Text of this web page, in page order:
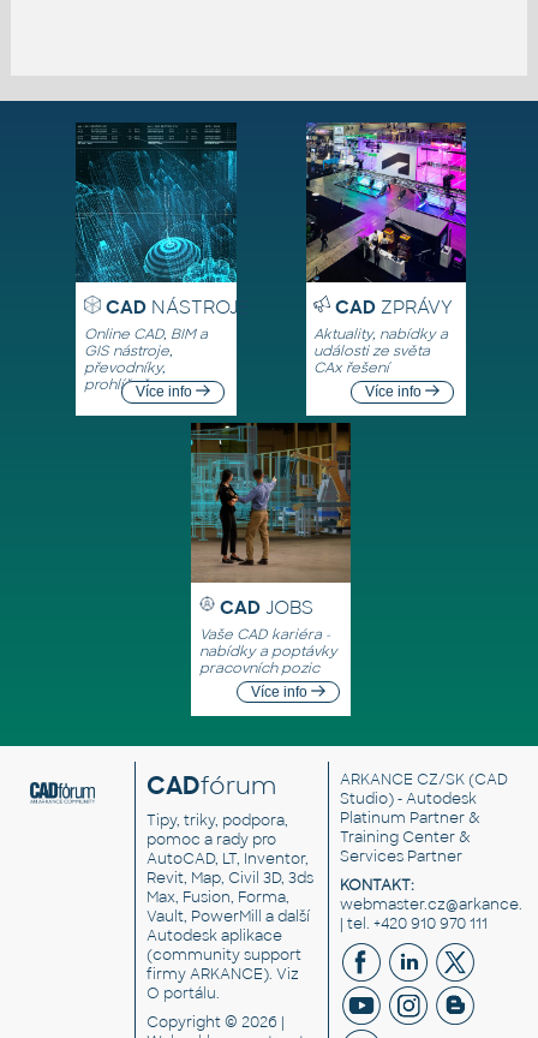
CADNÁSTROJE
Online CAD, BIM a
GIS nástroje,
převodníky,
prohlížečeVíce info
CADZPRÁVY
Aktuality, nabídky a
události ze světa
CAx řešení
Více info
CAD JOBS
Vaše CAD kariéra -
nabídky a poptávky
pracovních pozic
Více info
CADfórum
Tipy, triky, podpora,
pomoc a rady pro
AutoCAD, LT, Inventor,
Revit, Map, Civil 3D, 3ds
Max, Fusion, Forma,
Vault, PowerMill a další
Autodesk aplikace
(community support
firmy ARKANCE). Viz
O portálu.
Copyright © 2026 |
ARKANCE CZ/SK(CAD
Studio) - Autodesk
Platinum Partner &
Training Center &
Services Partner
KONTAKT:
| tel. +420 910 970 111